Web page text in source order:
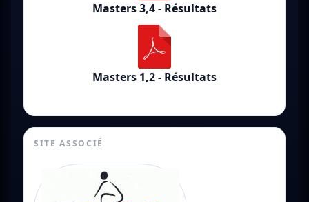
Masters 3,4 - Résultats
Masters 1,2 - Résultats
SITE ASSOCIÉ